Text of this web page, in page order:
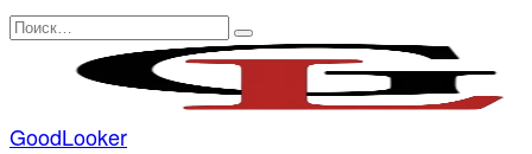
Перейти
содержанию
Search
GoodLooker